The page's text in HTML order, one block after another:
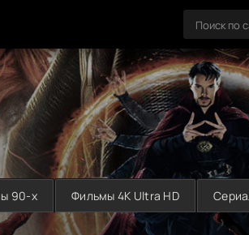
90-х Фильмы 4K Ultra HD